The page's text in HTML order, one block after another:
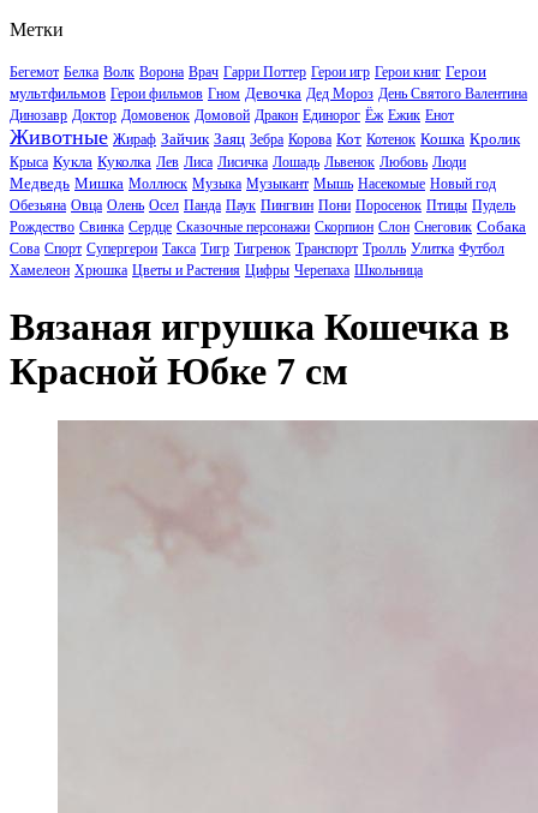
Метки
Бегемот Белка Волк Ворона Врач Гарри Поттер Герои игр Герои книг Герои
мультфильмов Герои фильмов Гном Девочка Дед Мороз День Святого Валентина
Динозавр Доктор Домовенок Домовой Дракон Единорог Ёж Ежик Енот
Животные Жираф Зайчик Заяц Зебра Корова Кот Котенок Кошка Кролик
Крыса Кукла Куколка Лев Лиса Лисичка Лошадь Львенок Любовь Люди
Медведь Мишка Моллюск Музыка Музыкант Мышь Насекомые Новый год
Обезьяна Овца Олень Осел Панда Паук Пингвин Пони Поросенок Птицы Пудель
Рождество Свинка Сердце Сказочные персонажи Скорпион Слон Снеговик Собака
Сова Спорт Супергерои Такса Тигр Тигренок Транспорт Тролль Улитка Футбол
Хамелеон Хрюшка Цветы и Растения Цифры Черепаха Школьница
Вязаная игрушка Кошечка в
Красной Юбке 7 см